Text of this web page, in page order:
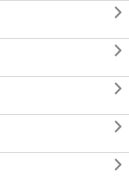




